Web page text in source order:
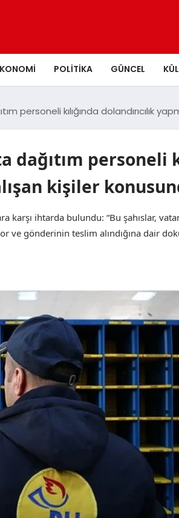
POLITIKA GÜNCEL
personeli kılığında dolandırıcılık
dağıtım personeli
kişiler
karşı ihtarda bulundu: “Bu şahıslar,
gönderinin teslim alındığına dair